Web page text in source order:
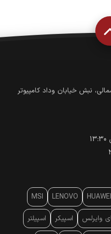
نبش خیابان وداد کامپیوتر
HUAWEI
LENOVO
MSI
وایرلس اسپیکر اسپیلتر